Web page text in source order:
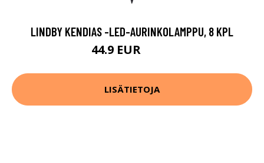
LINDBY KENDIAS -LED-AURINKOLAMPPU, 8 KPL
44.9 EUR
LISÄTIETOJA